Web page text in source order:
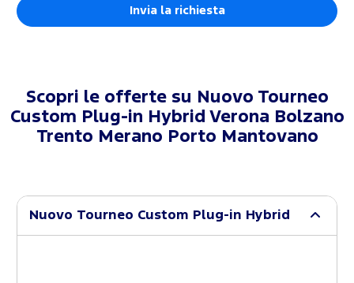
Scopri le offerte su
Nuovo Tourneo
Custom Plug-in Hybrid Verona Bolzano
Trento Merano Porto Mantovano
Nuovo Tourneo Custom Plug-in Hybrid